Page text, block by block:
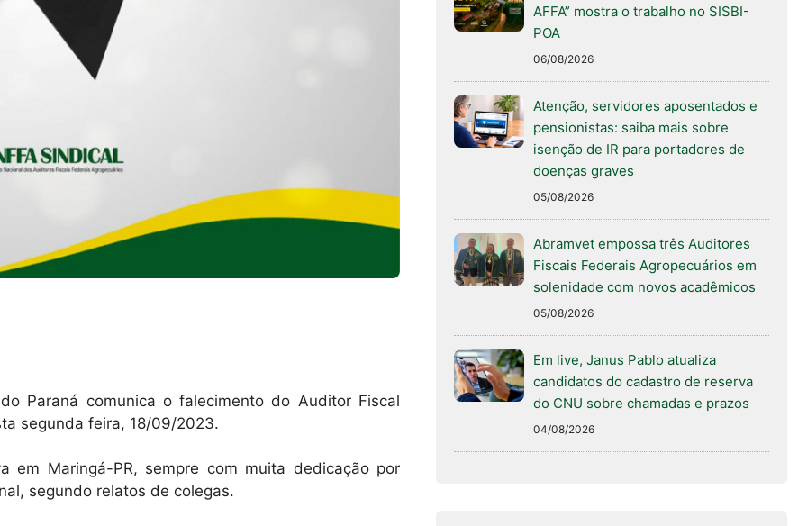
Paraná comunica o falecimento do Auditor Fiscal
segunda feira, 18/09/2023.
em Maringá-PR, sempre com muita dedicação por
segundo relatos de colegas.
AFFA” mostra o trabalho no SISBI-
POA
06/08/2026
Atenção, servidores aposentados e
pensionistas: saiba mais sobre
isenção de IR para portadores de
doenças graves
05/08/2026
Abramvet empossa três Auditores
Fiscais Federais Agropecuários em
solenidade com novos acadêmicos
05/08/2026
Em live, Janus Pablo atualiza
candidatos do cadastro de reserva
do CNU sobre chamadas e prazos
04/08/2026